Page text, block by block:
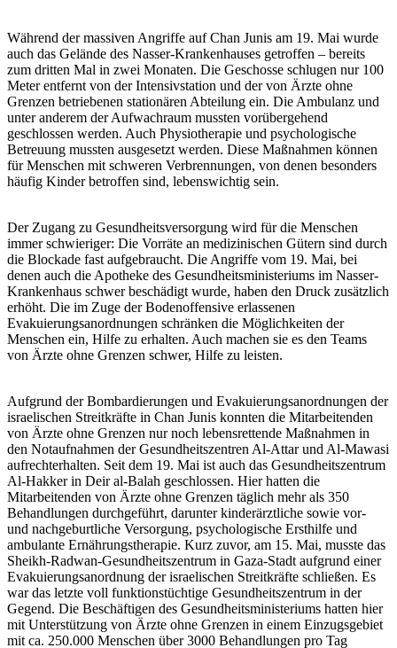
Während der massiven Angriffe auf Chan Junis am 19. Mai wurde
auch das Gelände des Nasser-Krankenhauses getroffen – bereits
zum dritten Mal in zwei Monaten. Die Geschosse schlugen nur 100
Meter entfernt von der Intensivstation und der von Ärzte ohne
Grenzen betriebenen stationären Abteilung ein. Die Ambulanz und
unter anderem der Aufwachraum mussten vorübergehend
geschlossen werden. Auch Physiotherapie und psychologische
Betreuung mussten ausgesetzt werden. Diese Maßnahmen können
für Menschen mit schweren Verbrennungen, von denen besonders
häufig Kinder betroffen sind, lebenswichtig sein.
Der Zugang zu Gesundheitsversorgung wird für die Menschen
immer schwieriger: Die Vorräte an medizinischen Gütern sind durch
die Blockade fast aufgebraucht. Die Angriffe vom 19. Mai, bei
denen auch die Apotheke des Gesundheitsministeriums im Nasser-
Krankenhaus schwer beschädigt wurde, haben den Druck zusätzlich
erhöht. Die im Zuge der Bodenoffensive erlassenen
Evakuierungsanordnungen schränken die Möglichkeiten der
Menschen ein, Hilfe zu erhalten. Auch machen sie es den Teams
von Ärzte ohne Grenzen schwer, Hilfe zu leisten.
Aufgrund der Bombardierungen und Evakuierungsanordnungen der
israelischen Streitkräfte in Chan Junis konnten die Mitarbeitenden
von Ärzte ohne Grenzen nur noch lebensrettende Maßnahmen in
den Notaufnahmen der Gesundheitszentren Al-Attar und Al-Mawasi
aufrechterhalten. Seit dem 19. Mai ist auch das Gesundheitszentrum
Al-Hakker in Deir al-Balah geschlossen. Hier hatten die
Mitarbeitenden von Ärzte ohne Grenzen täglich mehr als 350
Behandlungen durchgeführt, darunter kinderärztliche sowie vor-
und nachgeburtliche Versorgung, psychologische Ersthilfe und
ambulante Ernährungstherapie. Kurz zuvor, am 15. Mai, musste das
Sheikh-Radwan-Gesundheitszentrum in Gaza-Stadt aufgrund einer
Evakuierungsanordnung der israelischen Streitkräfte schließen. Es
war das letzte voll funktionstüchtige Gesundheitszentrum in der
Gegend. Die Beschäftigen des Gesundheitsministeriums hatten hier
mit Unterstützung von Ärzte ohne Grenzen in einem Einzugsgebiet
mit ca. 250.000 Menschen über 3000 Behandlungen pro Tag